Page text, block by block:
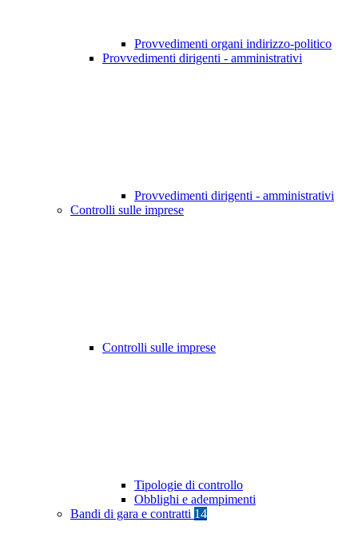
Provvedimenti organi indirizzo-politico
Provvedimenti dirigenti - amministrativi
Provvedimenti dirigenti - amministrativi
Controlli sulle imprese
Controlli sulle imprese
Tipologie di controllo
Obblighi e adempimenti
Bandi di gara e contratti 14